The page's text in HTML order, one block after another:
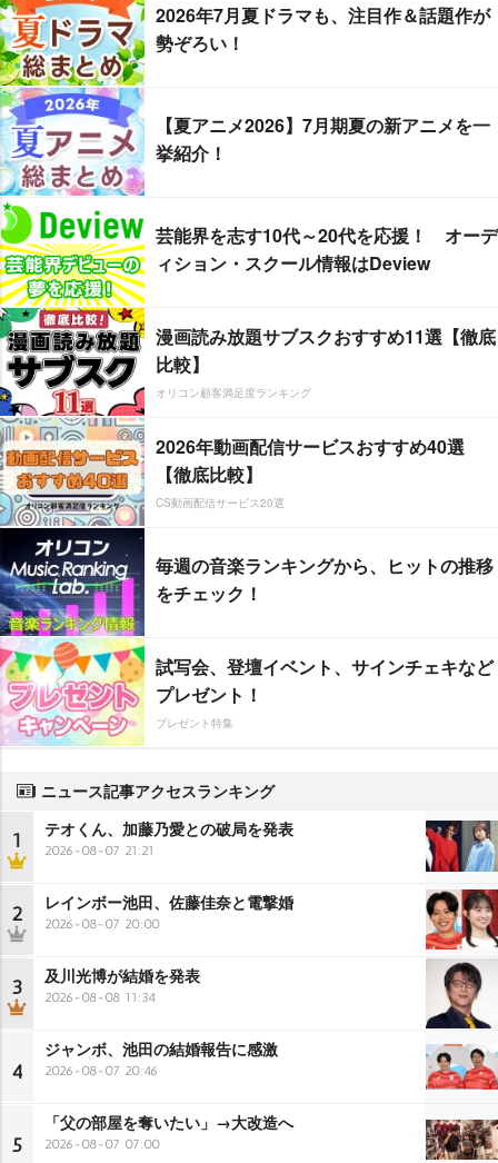
2026年7月夏ドラマも、注目作＆話題作が
勢ぞろい！
【夏アニメ2026】7月期夏の新アニメを一
挙紹介！
芸能界を志す10代～20代を応援！ オーデ
ィション・スクール情報はDeview
漫画読み放題サブスクおすすめ11選【徹底
比較】
オリコン顧客満足度ランキング
2026年動画配信サービスおすすめ40選
【徹底比較】
CS動画配信サービス20選
毎週の音楽ランキングから、ヒットの推移
をチェック！
試写会、登壇イベント、サインチェキなど
プレゼント！
プレゼント特集
ニュース記事アクセスランキング
1 テオくん、加藤乃愛との破局を発表
2026-08-07 21:21
2 レインボー池田、佐藤佳奈と電撃婚
2026-08-07 20:00
3 及川光博が結婚を発表
2026-08-08 11:34
4
ジャンボ、池田の結婚報告に感激
2026-08-07 20:46
5
「父の部屋を奪いたい」→大改造へ
2026-08-07 07:00